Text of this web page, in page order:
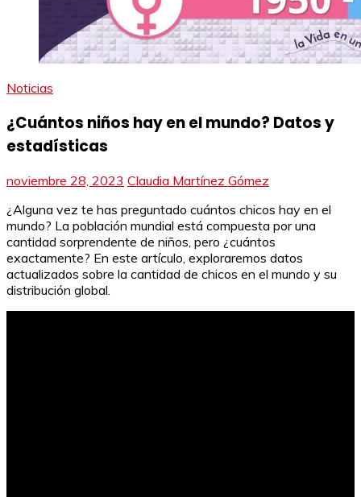
Noticias
¿Cuántos niños hay en el mundo? Datos y
estadísticas
noviembre 28, 2023 Claudia Martínez Gómez
¿Alguna vez te has preguntado cuántos chicos hay en el
mundo? La población mundial está compuesta por una
cantidad sorprendente de niños, pero ¿cuántos
exactamente? En este artículo, exploraremos datos
actualizados sobre la cantidad de chicos en el mundo y su
distribución global.